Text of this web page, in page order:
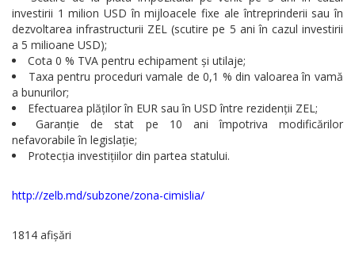
de
avere
și
interese
personale
Regulamente
Consilierii
raionali
investirii 1 milion USD în mijloacele fixe ale întreprinderii sau în
dezvoltarea infrastructurii ZEL (scutire pe 5 ani în cazul investirii
a 5 milioane USD);
Cota 0 % TVA pentru echipament și utilaje;
Taxa pentru proceduri vamale de 0,1 % din valoarea în vamă
a bunurilor;
Efectuarea plăților în EUR sau în USD între rezidenții ZEL;
Garanție de stat pe 10 ani împotriva modificărilor
nefavorabile în legislație;
Protecția investițiilor din partea statului.
http://zelb.md/subzone/zona-cimislia/
1814 afișări